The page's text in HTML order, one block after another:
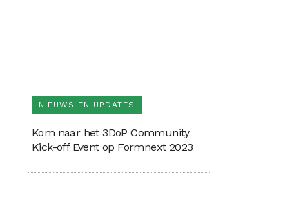
NIEUWS EN UPDATES
Kom naar het 3DoP Community
Kick-off Event op Formnext 2023